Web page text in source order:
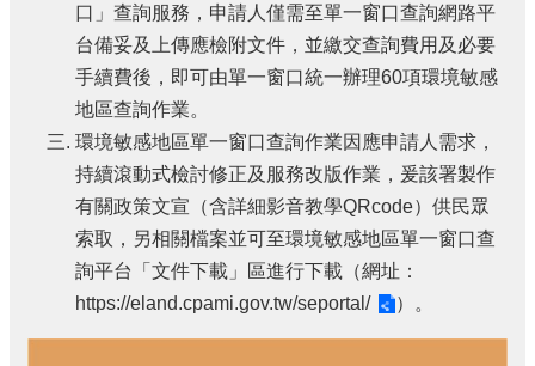
口」查詢服務，申請人僅需至單一窗口查詢網路平
台備妥及上傳應檢附文件，並繳交查詢費用及必要
手續費後，即可由單一窗口統一辦理60項環境敏感
地區查詢作業。
環境敏感地區單一窗口查詢作業因應申請人需求，
持續滾動式檢討修正及服務改版作業，爰該署製作
有關政策文宣（含詳細影音教學QRcode）供民眾
索取，另相關檔案並可至環境敏感地區單一窗口查
詢平台「文件下載」區進行下載（網址：
https://eland.cpami.gov.tw/seportal/
）。